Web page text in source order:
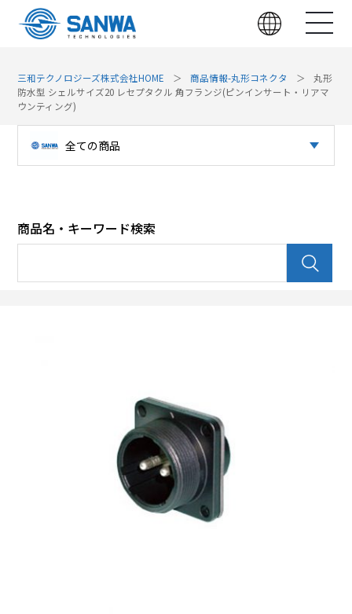
三和テクノロジーズ株式会社HOME 商品情報-丸形コネクタ
丸形
防水型 シェルサイズ20 レセプタクル 角フランジ(ピンインサート・リアマ
ウンティング)
全ての商品
パッチパネル（光）
丸形コネクタ
全ての商品
商品名・キーワード検索